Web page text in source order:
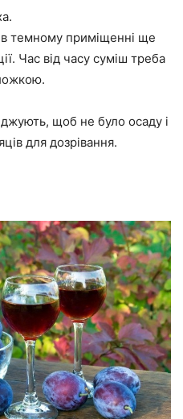
темному приміщенні ще
Час від часу суміш треба
щоб не було осаду і
для дозрівання.